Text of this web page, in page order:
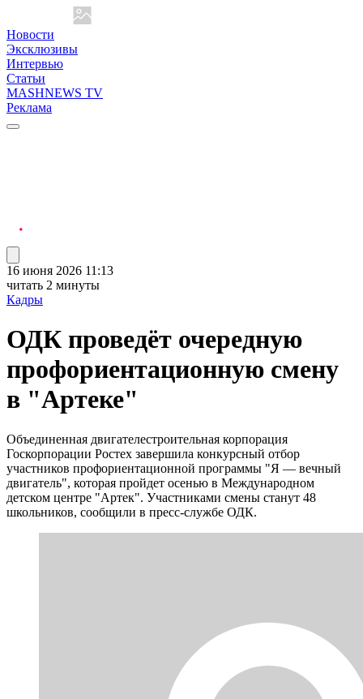
Новости
Эксклюзивы
Интервью
Статьи
MASHNEWS TV
Реклама
16 июня 2026 11:13
читать 2 минуты
Кадры
ОДК проведёт очередную
профориентационную смену
в "Артеке"
Объединенная двигателестроительная корпорация
Госкорпорации Ростех завершила конкурсный отбор
участников профориентационной программы "Я — вечный
двигатель", которая пройдет осенью в Международном
детском центре "Артек". Участниками смены станут 48
школьников, сообщили в пресс-службе ОДК.